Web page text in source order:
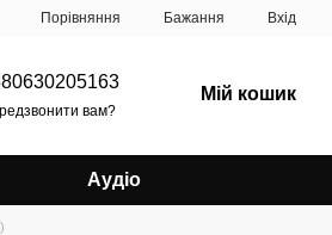
Порівняння Бажання Вхід
вам?
Мій кошик
Аудіо